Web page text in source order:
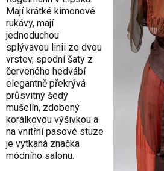
Mají krátké kimonové
rukávy, mají
jednoduchou
splývavou linii ze dvou
vrstev, spodní šaty z
červeného hedvábí
elegantně překrývá
průsvitný šedý
mušelín, zdobený
korálkovou výšivkou a
na vnitřní pasové stuze
je vytkaná značka
módního salonu.